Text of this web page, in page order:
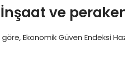
ve
Ekonomik Güven Endeksi